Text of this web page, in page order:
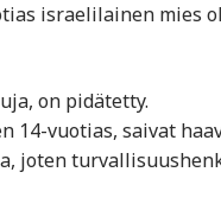
israelilainen mies
on pidätetty.
14-vuotias, saivat
joten